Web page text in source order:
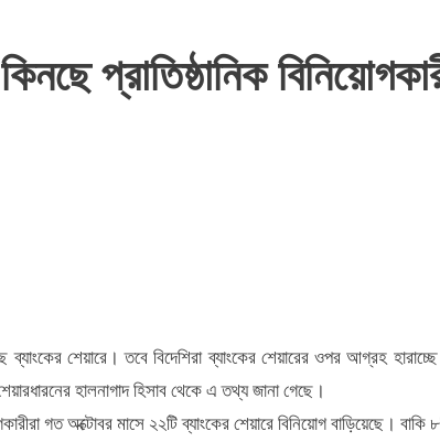
প্রাতিষ্ঠানিক
শেয়ারে। তবে বিদেশিরা ব্যাংকের শেয়ারের ওপর আগ্রহ
হালনাগাদ হিসাব থেকে এ তথ্য জানা গেছে।
গত অক্টোবর মাসে ২২টি ব্যাংকের শেয়ারে বিনিয়োগ বাড়িয়েছে। বাকি